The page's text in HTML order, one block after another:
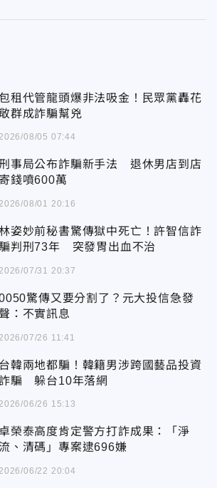
包租代管龍頭爆非法吸金！民眾黨轟花
群成詐騙幫兇
08/05 07:44
事局公布詐騙新手法 退休男店到店
寄錢噴600萬
08/01 20:16
姿妙前秘書驚傳獄中死亡！許智信詐
騙判刑73年 突發胃出血不治
2026/07/31 20:37
驚傳又要分割了？元大投信急發
聲：不實訊息
2026/07/26 11:41
台韓兩地都騙！韓籍男涉跨國藝品投資
騙 躲台10年落網
06/26 15:13
卓榮泰高度肯定警方打詐成果：「淨
流、清碼」專案逮696嫌
06/22 20:04